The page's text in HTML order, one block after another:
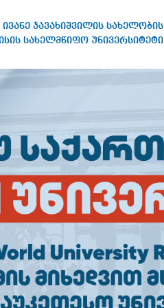
ივანე ჯავახიშვილის სახელობის
სახელმწიფო უნივერსიტეტი